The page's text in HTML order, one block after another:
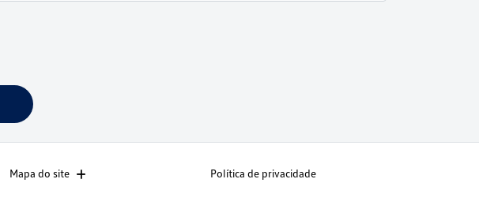
Mapa do site Política de privacidade